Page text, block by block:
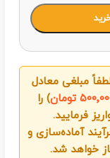
مبلغی معادل
تومان
) را
فرمایید.
آماده‌سازی و
خواهد شد.